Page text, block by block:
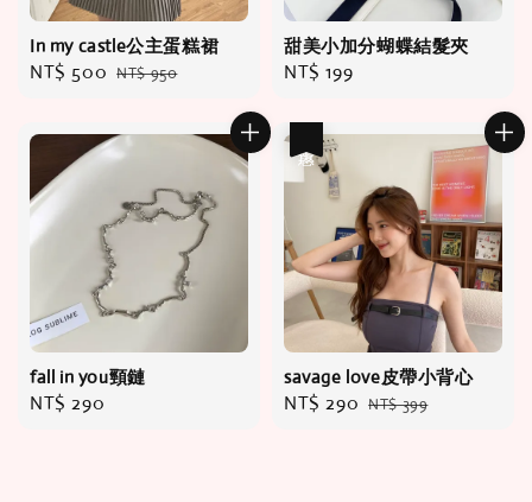
In my castle公主蛋糕裙
Sale
NT$ 500 Regular
NT$ 950
甜美小加分蝴蝶結髮夾
Regular
NT$ 199
fall in you頸鏈
Regular
NT$ 290
savage love皮帶小背心
Sale
NT$ 290 Regular
NT$ 399